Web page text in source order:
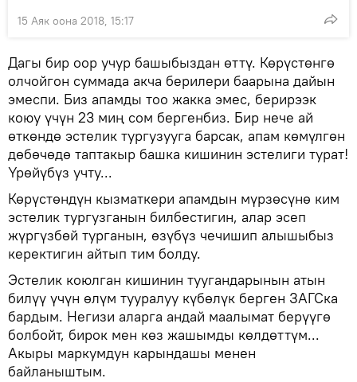
15 Аяк оона 2018, 15:17
Дагы бир оор учур башыбыздан өттү. Көрүстөнгө
олчойгон суммада акча берилери баарына дайын
эмеспи. Биз апамды тоо жакка эмес, берирээк
коюу үчүн 23 миң сом бергенбиз. Бир нече ай
өткөндө эстелик тургузууга барсак, апам көмүлгөн
дөбөчөдө таптакыр башка кишинин эстелиги турат!
Үрөйүбүз учту...
Көрүстөндүн кызматкери апамдын мүрзөсүнө ким
эстелик тургузганын билбестигин, алар эсеп
жүргүзбөй турганын, өзүбүз чечишип алышыбыз
керектигин айтып тим болду.
Эстелик коюлган кишинин туугандарынын атын
билүү үчүн өлүм тууралуу күбөлүк берген ЗАГСка
бардым. Негизи аларга андай маалымат берүүгө
болбойт, бирок мен көз жашымды көлдөттүм...
Акыры маркумдун карындашы менен
байланыштым.